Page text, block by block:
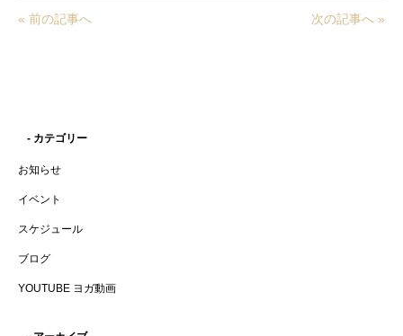
« 前の記事へ 次の記事へ »
- カテゴリー
お知らせ
イベント
スケジュール
ブログ
YOUTUBE ヨガ動画